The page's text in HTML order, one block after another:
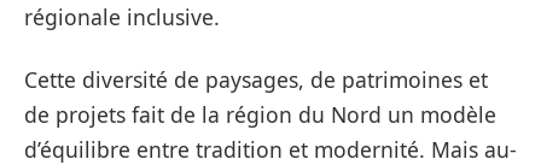
régionale inclusive.
Cette diversité de paysages, de patrimoines et
de projets fait de la région du Nord un modèle
d’équilibre entre tradition et modernité. Mais au-